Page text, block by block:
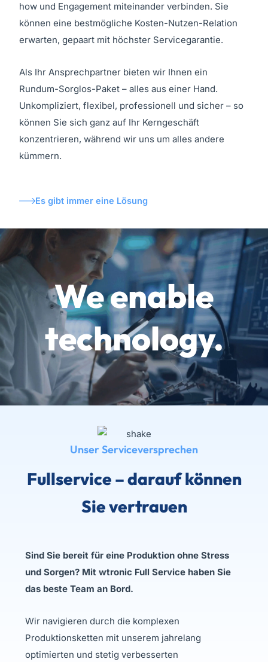
how und Engagement miteinander verbinden. Sie
können eine bestmögliche Kosten-Nutzen-Relation
erwarten, gepaart mit höchster Servicegarantie.
Als Ihr Ansprechpartner bieten wir Ihnen ein
Rundum-Sorglos-Paket – alles aus einer Hand.
Unkompliziert, flexibel, professionell und sicher – so
können Sie sich ganz auf Ihr Kerngeschäft
konzentrieren, während wir uns um alles andere
kümmern.
Es gibt immer eine Lösung
We enable
technology.
Unser Serviceversprechen
Fullservice – darauf können
Sie vertrauen
Sind Sie bereit für eine Produktion ohne Stress
und Sorgen? Mit wtronic Full Service haben Sie
das beste Team an Bord.
Wir navigieren durch die komplexen
Produktionsketten mit unserem jahrelang
optimierten und stetig verbesserten